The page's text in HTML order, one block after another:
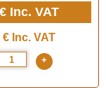
Inc. VAT
€ Inc. VAT
+